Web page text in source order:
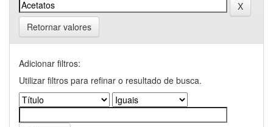
Retornar valores
Adicionar filtros:
Utilizar filtros para refinar o resultado de busca.